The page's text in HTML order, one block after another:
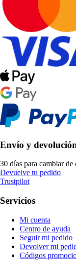
Envío y
30 días para cambiar de
Devuelve tu pedido
Trustpilot
Servicios
Mi cuenta
Centro de ayuda
Seguir mi pedido
Devolver mi
Códigos